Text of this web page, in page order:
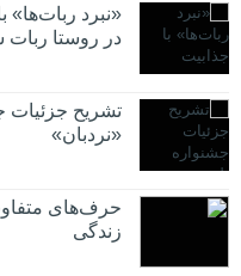
«نبرد ربات‌ها»
در روستا ربات
تشریح جزئیات
«نردبان»
حرف‌های
زندگی